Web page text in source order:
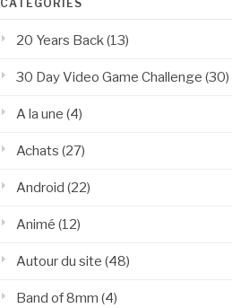
CATÉGORIES
20 Years Back (13)
30 Day Video Game Challenge (30)
A la une (4)
Achats (27)
Android (22)
Animé (12)
Autour du site (48)
Band of 8mm (4)